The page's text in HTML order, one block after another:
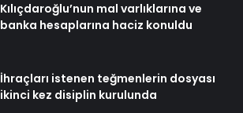
Kılıçdaroğlu’nun mal varlıklarına ve
banka hesaplarına haciz konuldu
İhraçları istenen teğmenlerin dosyası
ikinci kez disiplin kurulunda